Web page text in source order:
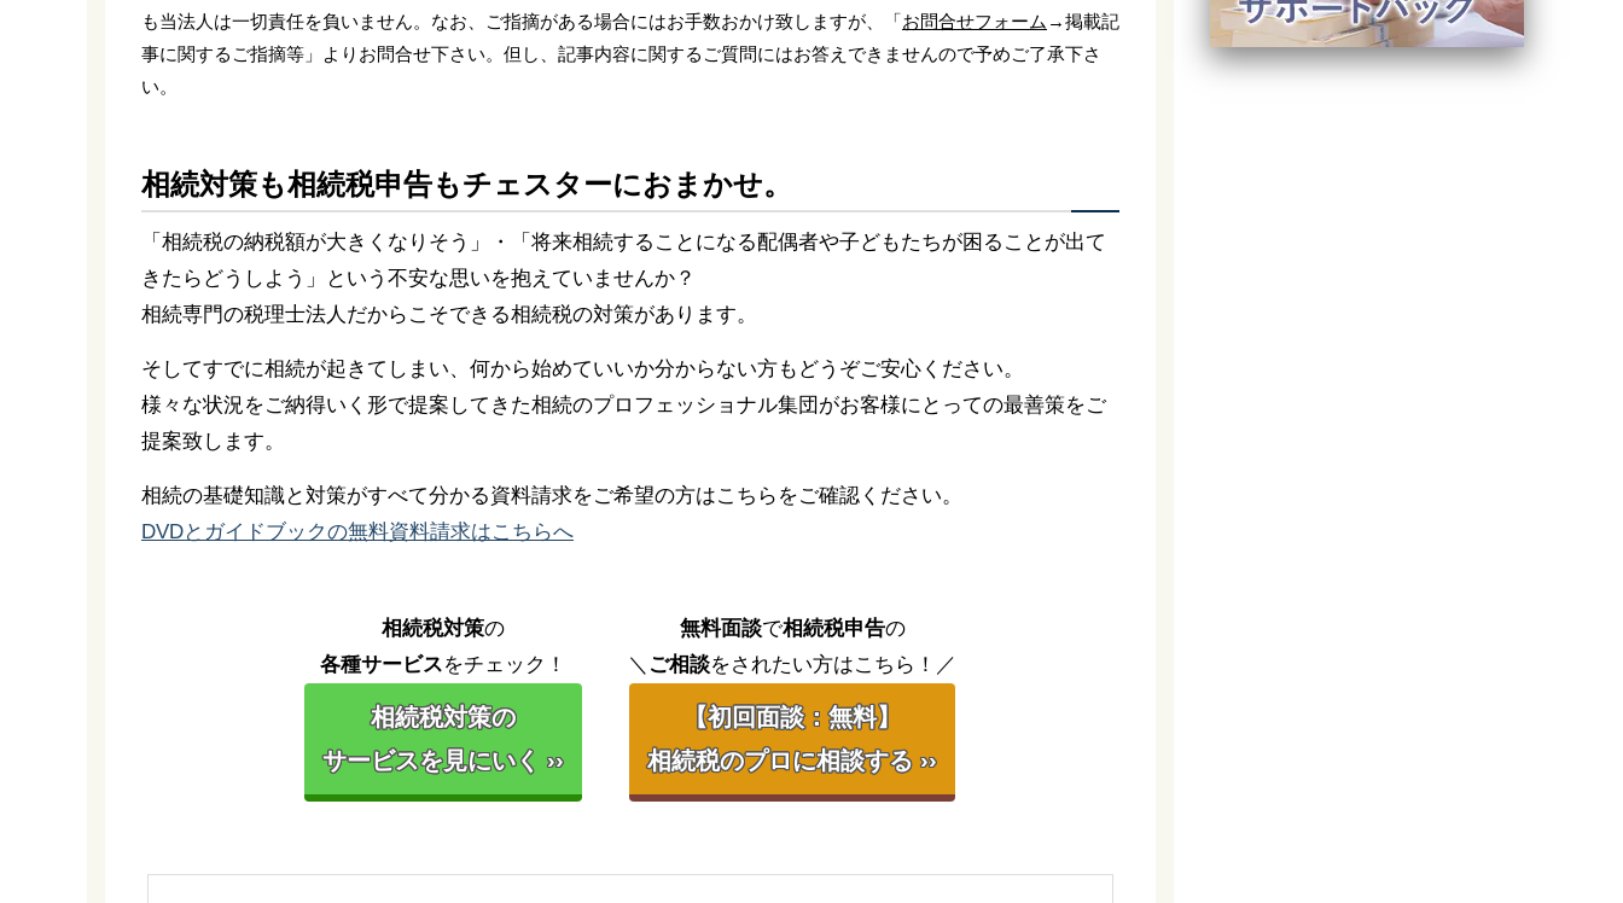
も当法人は一切責任を負いません。なお、ご指摘がある場合にはお手数おかけ致しますが、「お問合せフォーム →掲載記
事に関するご指摘等」よりお問合せ下さい。但し、記事内容に関するご質問にはお答えできませんので予めご了承下さ
い。
相続対策も相続税申告もチェスターにおまかせ。
「相続税の納税額が大きくなりそう」・「将来相続することになる配偶者や子どもたちが困ることが出て
きたらどうしよう」という不安な思いを抱えていませんか？
相続専門の税理士法人だからこそできる相続税の対策があります。
そしてすでに相続が起きてしまい、何から始めていいか分からない方もどうぞご安心ください。
様々な状況をご納得いく形で提案してきた相続のプロフェッショナル集団がお客様にとっての最善策をご
提案致します。
相続の基礎知識と対策がすべて分かる資料請求をご希望の方はこちらをご確認ください。
DVDとガイドブックの無料資料請求はこちらへ
相続税対策の
各種サービスをチェック！
相続税対策の
サービスを見にいく ››
無料面談で相続税申告の
＼ ご相談をされたい方はこちら！／
【初回面談：無料】
相続税のプロに相談する ››